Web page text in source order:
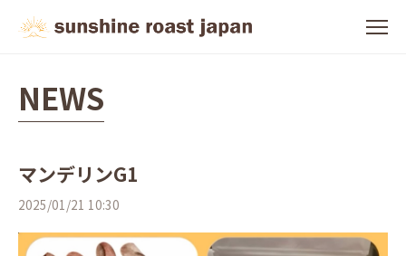
NEWS
マンデリンG1
2025/01/21 10:30